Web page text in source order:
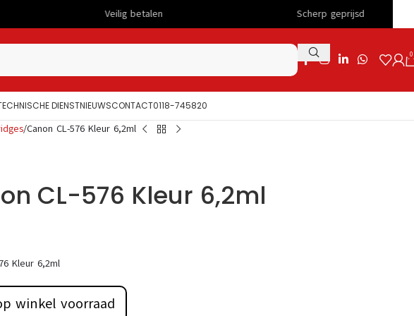
0
DIENSTNIEUWSCONTACT0118-745820
Canon CL-576 Kleur 6,2ml
CL-576 Kleur 6,2ml
Kleur 6,2ml
winkel voorraad